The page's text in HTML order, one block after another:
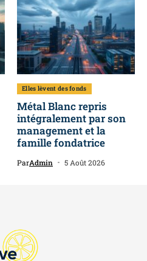
Elles lèvent des fonds
Métal Blanc repris
intégralement par son
management et la
famille fondatrice
ParAdmin 5 Août 2026